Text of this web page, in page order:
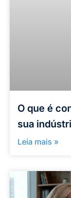
O que é
sua
Leia mais »